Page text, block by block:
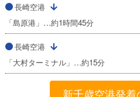
長崎空港
「島原港」…約1時間45分
長崎空港
「大村ターミナル」…約15分
新千歳空港発